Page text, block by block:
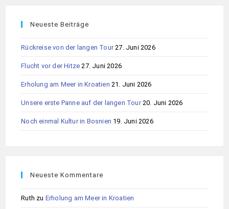
Neueste Beiträge
Rückreise von der langen Tour 27. Juni 2026
Flucht vor der Hitze 27. Juni 2026
Erholung am Meer in Kroatien 21. Juni 2026
Unsere erste Panne auf der langen Tour 20. Juni 2026
Noch einmal Kultur in Bosnien 19. Juni 2026
Neueste Kommentare
Ruth zu Erholung am Meer in Kroatien